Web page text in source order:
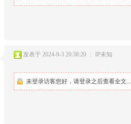
发表于 2024-9-3 20:38:20 IP未知
未登录访客您好，请登录之后查看全文...